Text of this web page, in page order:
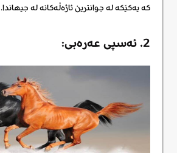
کە یەکێکە لە جوانترین ئاژەڵەکانه له جیهاندا.
2. ئەسپی عەرەبی: